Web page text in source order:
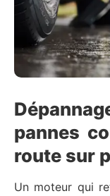
pannes
route sur
Un moteur qui